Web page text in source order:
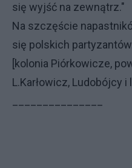
się wyjść na zewnątrz."
Na szczęście
się polskich
[kolonia Piórkowicze,
L.Karłowicz, Ludobójcy i